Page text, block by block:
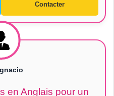
Contacter
en Anglais pour un